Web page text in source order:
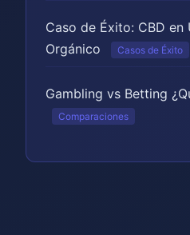
Caso de Éxito: CBD en
Orgánico
Casos de Éxito
Gambling vs Betting
Comparaciones